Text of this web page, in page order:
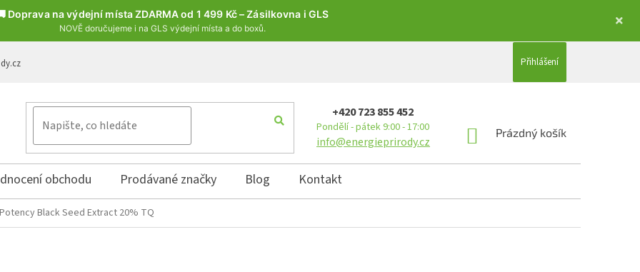
Doprava na výdejní místa ZDARMA od 1 499 Kč – Zásilkovna i GLS
NOVĚ doručujeme i na GLS výdejní místa a do boxů.
Přihlášení
+420 723 855 452
Pondělí - pátek 9:00 - 17:00
info@energieprirody.cz
NÁKUPNÍ KOŠÍK
Prázdný košík
obchodu Prodávané značky Blog Kontakt
Black Seed Extract 20% TQ